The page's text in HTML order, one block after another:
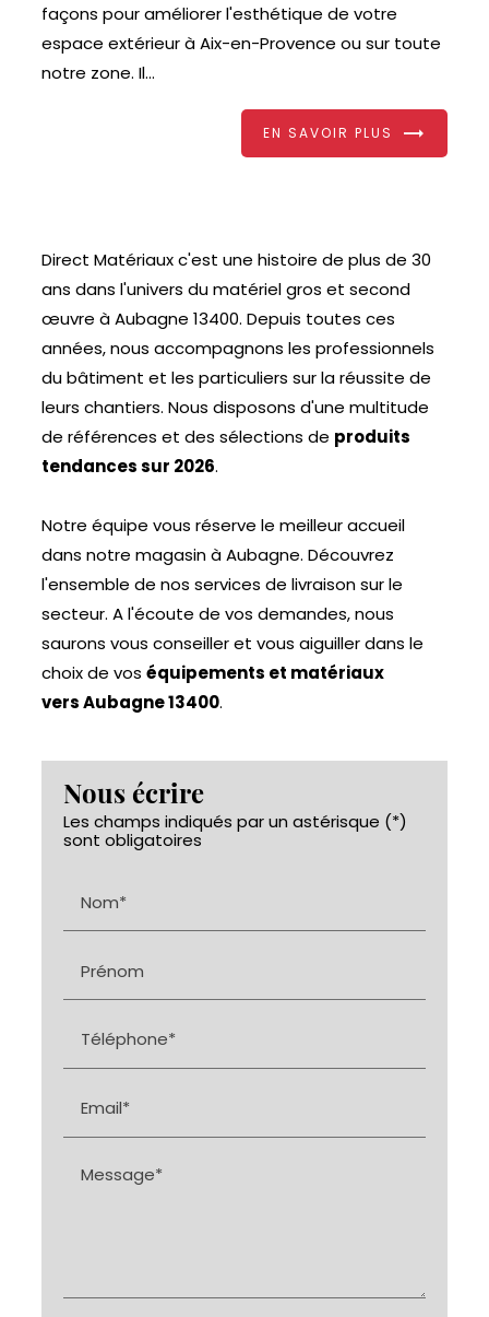
façons pour améliorer l'esthétique de votre
espace extérieur à Aix-en-Provence ou sur toute
notre zone. Il...
EN SAVOIR PLUS
Direct Matériaux c'est une histoire de plus de 30
ans dans l'univers du matériel gros et second
œuvre à Aubagne 13400. Depuis toutes ces
années, nous accompagnons les professionnels
du bâtiment et les particuliers sur la réussite de
leurs chantiers. Nous disposons d'une multitude
de références et des sélections de produits
tendances sur 2026.
Notre équipe vous réserve le meilleur accueil
dans notre magasin à Aubagne. Découvrez
l'ensemble de nos services de livraison sur le
secteur. A l'écoute de vos demandes, nous
saurons vous conseiller et vous aiguiller dans le
choix de vos équipements et matériaux
vers Aubagne 13400.
Nous écrire
Les champs indiqués par un astérisque (*)
sont obligatoires
Nom*
Prénom
Téléphone*
Email*
Message*